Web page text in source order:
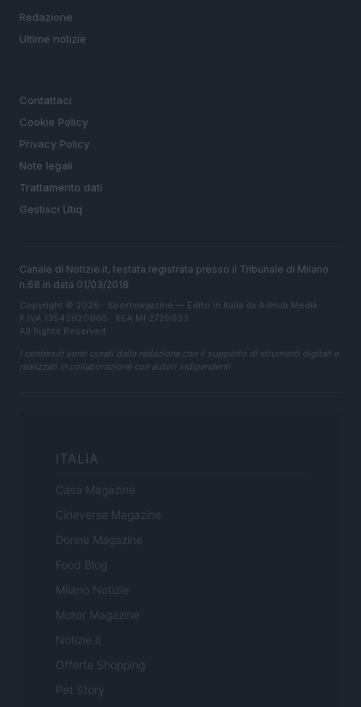
Redazione
Ultime notizie
Contattaci
Cookie Policy
Privacy Policy
Note legali
Trattamento dati
Gestisci Utiq
Canale di Notizie.it, testata registrata presso il Tribunale di Milano
n.68 in data 01/03/2018
Copyright © 2026 · Sportmagazine — Edito in Italia da AdHub Media
P.IVA 13542920965 · REA MI 2729933
All Rights Reserved
I contenuti sono curati dalla redazione con il supporto di strumenti digitali e
realizzati in collaborazione con autori indipendenti.
ITALIA
Casa Magazine
Cineverse Magazine
Donne Magazine
Food Blog
Milano Notizie
Motor Magazine
Notizie.it
Offerte Shopping
Pet Story